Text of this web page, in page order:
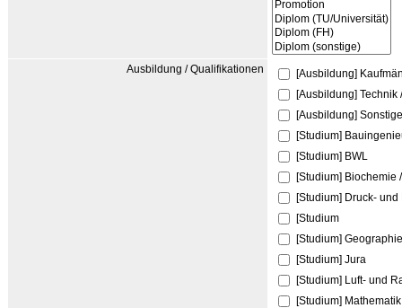
Ausbildung / Qualifikationen
[Ausbildung]
[Ausbildung] Technik
[Ausbildung]
[Studium]
[Studium] BWL
[Studium] Biochemie
[Studium] Druck-
[Studium
[Studium]
[Studium] Jura
[Studium] Luft- und
[Studium] Mathematik